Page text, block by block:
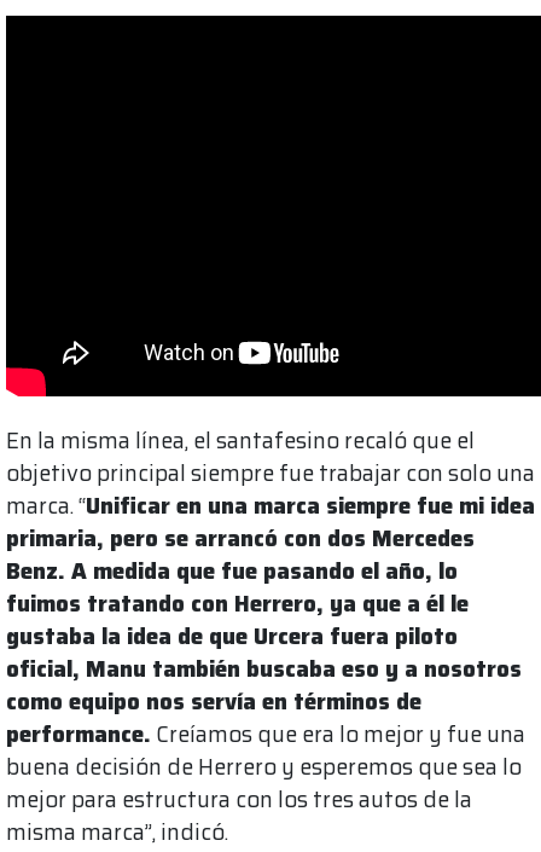
En la misma línea, el santafesino recaló que el
objetivo principal siempre fue trabajar con solo una
marca. “Unificar en una marca siempre fue mi idea
primaria, pero se arrancó con dos Mercedes
Benz. A medida que fue pasando el año, lo
fuimos tratando con Herrero, ya que a él le
gustaba la idea de que Urcera fuera piloto
oficial, Manu también buscaba eso y a nosotros
como equipo nos servía en términos de
performance. Creíamos que era lo mejor y fue una
buena decisión de Herrero y esperemos que sea lo
mejor para estructura con los tres autos de la
misma marca”, indicó.